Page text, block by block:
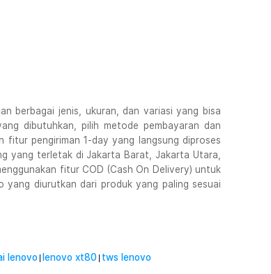
berbagai jenis, ukuran, dan variasi yang bisa
dibutuhkan, pilih metode pembayaran dan
fitur pengiriman 1-day yang langsung diproses
yang terletak di Jakarta Barat, Jakarta Utara,
fitur COD (Cash On Delivery) untuk
diurutkan dari produk yang paling sesuai
lenovo lenovo xt80 tws lenovo